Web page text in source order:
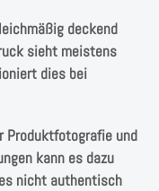
deckend
sieht meistens
dies bei
Produktfotografie und
kann es dazu
nicht authentisch